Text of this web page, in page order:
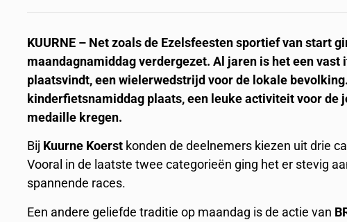
KUURNE – Net zoals de Ezelsfeesten sportief van start
maandagnamiddag verdergezet. Al jaren is het een vast
plaatsvindt, een wielerwedstrijd voor de lokale
kinderfietsnamiddag plaats, een leuke activiteit voor de
medaille kregen.
Bij Kuurne Koerst konden de deelnemers kiezen uit drie
Vooral in de laatste twee categorieën ging het er stevig
spannende races.
Een andere geliefde traditie op maandag is de actie van